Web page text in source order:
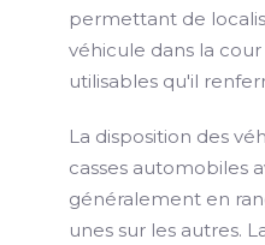
permettant de
véhicule dans la
utilisables qu'il
La disposition des
casses automobiles
généralement en
unes sur les autres.